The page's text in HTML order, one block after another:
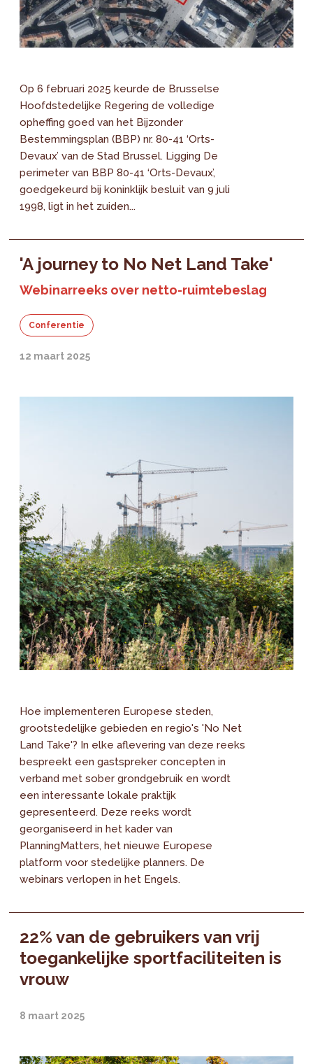
Op 6 februari 2025 keurde de Brusselse
Hoofdstedelijke Regering de volledige
opheffing goed van het Bijzonder
Bestemmingsplan (BBP) nr. 80-41 ‘Orts-
Devaux’ van de Stad Brussel. Ligging De
perimeter van BBP 80-41 ‘Orts-Devaux’,
goedgekeurd bij koninklijk besluit van 9 juli
1998, ligt in het zuiden...
'A journey to No Net Land Take'
Webinarreeks over netto-ruimtebeslag
Conferentie
12 maart 2025
Hoe implementeren Europese steden,
grootstedelijke gebieden en regio's 'No Net
Land Take'? In elke aflevering van deze reeks
bespreekt een gastspreker concepten in
verband met sober grondgebruik en wordt
een interessante lokale praktijk
gepresenteerd. Deze reeks wordt
georganiseerd in het kader van
PlanningMatters, het nieuwe Europese
platform voor stedelijke planners. De
webinars verlopen in het Engels.
22% van de gebruikers van vrij
toegankelijke sportfaciliteiten is
vrouw
8 maart 2025